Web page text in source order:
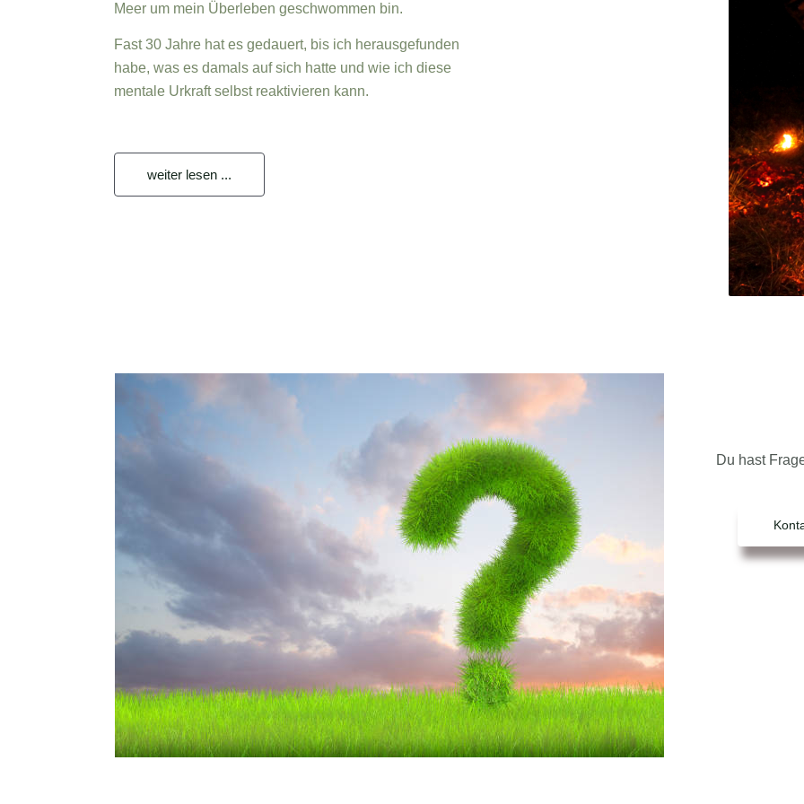
Meer um mein Überleben geschwommen bin.
Fast 30 Jahre hat es gedauert, bis ich herausgefunden
habe, was es damals auf sich hatte und wie ich diese
mentale Urkraft selbst reaktivieren kann.
weiter lesen ...
Du hast